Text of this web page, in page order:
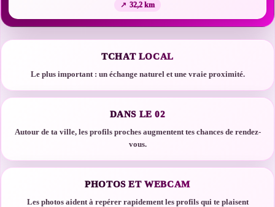
32,2 km
TCHAT LOCAL
Le plus important : un échange naturel et une vraie proximité.
DANS LE 02
Autour de ta ville, les profils proches augmentent tes chances de rendez-
vous.
PHOTOS ET WEBCAM
Les photos aident à repérer rapidement les profils qui te plaisent